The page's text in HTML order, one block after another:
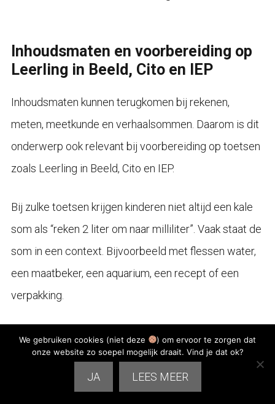
Inhoudsmaten en voorbereiding op
Leerling in Beeld, Cito en IEP
Inhoudsmaten kunnen terugkomen bij rekenen,
meten, meetkunde en verhaalsommen. Daarom is dit
onderwerp ook relevant bij voorbereiding op toetsen
zoals Leerling in Beeld, Cito en IEP.
Bij zulke toetsen krijgen kinderen niet altijd een kale
som als “reken 2 liter om naar milliliter”. Vaak staat de
som in een context. Bijvoorbeeld met flessen water,
een maatbeker, een aquarium, een recept of een
verpakking.
Dat vraagt meer dan alleen omrekenen. Je kind moet
de tekst begrijpen, de juiste gegevens kiezen en
bepalen welke maat nodig is. Daarom is oefenen met
We gebruiken cookies (niet deze
) om ervoor te zorgen dat
onze website zo soepel mogelijk draait. Vind je dat ok?
JA LEES MEER